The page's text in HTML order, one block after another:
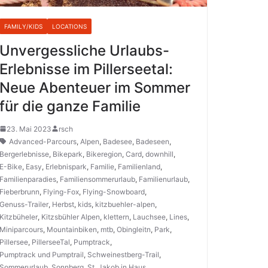
FAMILY/KIDS LOCATIONS
Unvergessliche Urlaubs-
Erlebnisse im Pillerseetal:
Neue Abenteuer im Sommer
für die ganze Familie
23. Mai 2023
rsch
Advanced-Parcours, Alpen, Badesee, Badeseen,
Bergerlebnisse, Bikepark, Bikeregion,Card,downhill,
E-Bike, Easy, Erlebnispark, Familie, Familienland,
Familienparadies, Familiensommerurlaub, Familienurlaub,
Fieberbrunn, Flying-Fox, Flying-Snowboard,
Genuss-Trailer, Herbst, kids, kitzbuehler-alpen,
Kitzbüheler, Kitzsbühler Alpen, klettern, Lauchsee, Lines,
Miniparcours, Mountainbiken, mtb,Obingleitn, Park,
Pillersee, PillerseeTal, Pumptrack,
Pumptrack und Pumptrail, Schweinestberg-Trail,